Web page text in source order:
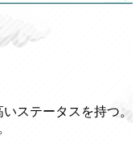
ステータスを持つ。